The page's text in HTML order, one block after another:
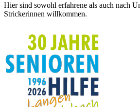
Hier sind sowohl erfahrene als auch nach
Strickerinnen willkommen.